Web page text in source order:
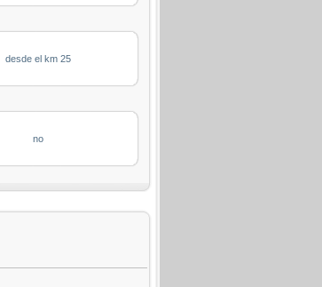
desde el km 25
no